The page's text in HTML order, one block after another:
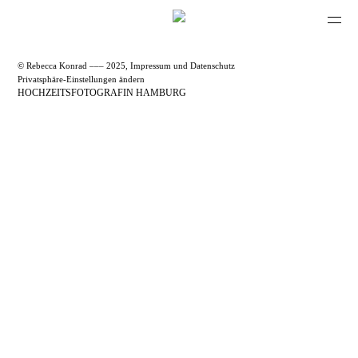
© Rebecca Konrad ––– 2025,Impressum undDatenschutz
Privatsphäre-Einstellungen ändern
HOCHZEITSFOTOGRAFIN HAMBURG